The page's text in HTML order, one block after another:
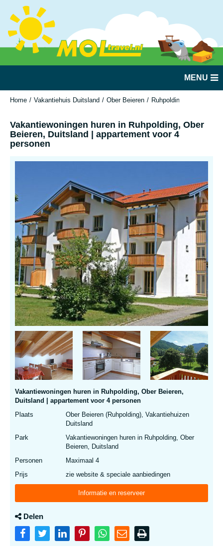
MENU
Home Vakantiehuis Duitsland Ober Beieren Ruhpolding
Vakantiewoningen huren in Ruhpolding, Ober
Beieren, Duitsland | appartement voor 4
personen
Vakantiewoningen huren in Ruhpolding, Ober Beieren,
Duitsland | appartement voor 4 personen
Plaats
Ober Beieren (Ruhpolding), Vakantiehuizen
Duitsland
Park
Vakantiewoningen huren in Ruhpolding, Ober
Beieren, Duitsland
Personen
Maximaal 4
Prijs
zie website & speciale aanbiedingen
Informatie en reserveer
Delen